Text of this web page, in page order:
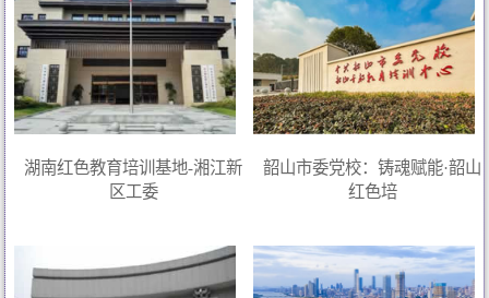
湖南红色教育培训基地-湘江新
区工委
韶山市委党校：铸魂赋能·韶山
红色培